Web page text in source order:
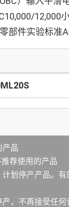
12,000
部件实验标准
产品
荐使用的产品
划停产产品。
，不再接受任何